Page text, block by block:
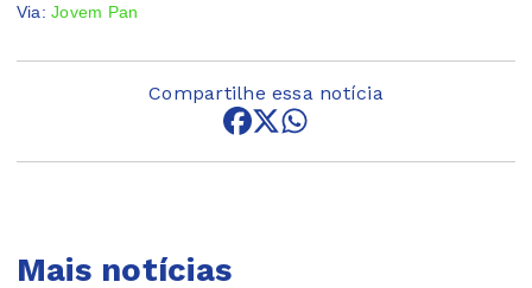
Via:Jovem Pan
Compartilhe essa notícia
Mais notícias